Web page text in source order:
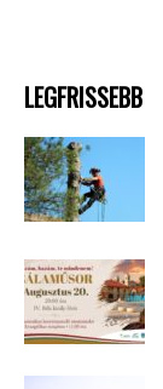
LEGFRISSEBB